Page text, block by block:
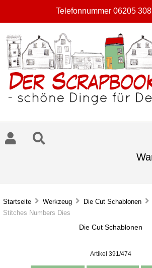
Telefonnummer 06205
Startseite Werkzeug Die Cut Schablonen
Stitches Numbers Dies
Die Cut Schablonen
Artikel 391/474